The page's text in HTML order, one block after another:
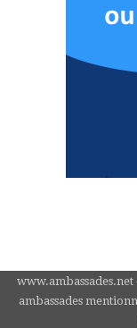
www.ambassades.net
ambassades